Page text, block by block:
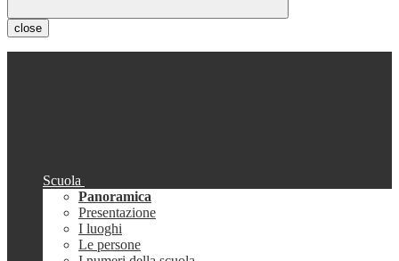
close
Scuola
Panoramica
Presentazione
I luoghi
Le persone